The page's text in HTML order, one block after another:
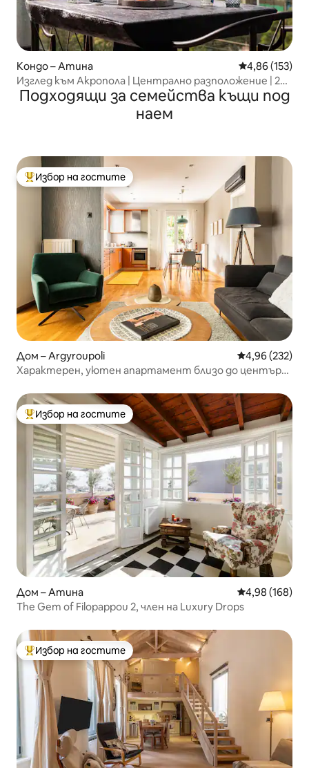
Кондо – Атина Средна
4,86 (153)
Изглед към Акропола | Централно разположение | 2
спални
Подходящи за семейства къщи под
наем
Най-популярен избор на гостите
Избор на гостите
Дом – Argyroupoli Средна
4,96 (232)
Характерен, уютен апартамент близо до центъра
Най-популярен избор на гостите
Избор на гостите
Дом – Атина Средна
4,98 (168)
The Gem of Filopappou 2, член на Luxury Drops
Най-популярен избор на гостите
Избор на гостите